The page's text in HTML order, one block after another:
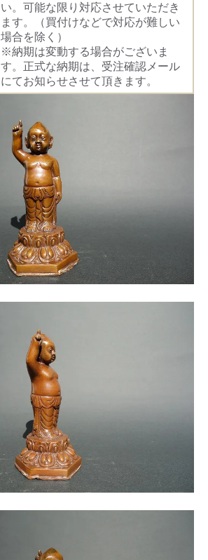
い。可能な限り対応させていただき
ます。（買付けなどで対応が難しい
場合を除く）
※納期は変動する場合がございま
す。正式な納期は、受注確認メール
にてお知らせさせて頂きます。